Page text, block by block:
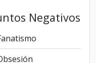
Negativos